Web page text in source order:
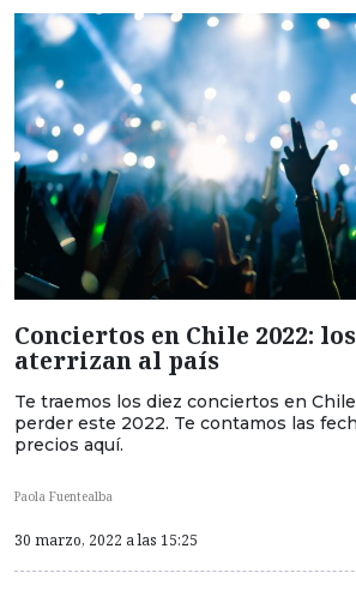
Conciertos en Chile 2022:
aterrizan al país
Te traemos los diez conciertos en
perder este 2022. Te contamos las
precios aquí.
Paola Fuentealba
30 marzo, 2022 a las 15:25